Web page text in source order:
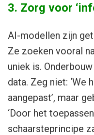
3. Zorg voor
AI-modellen zijn
Ze zoeken vooral
uniek is.
data. Zeg niet: ‘We
aangepast’, maar
‘Door het
schaarsteprincipe